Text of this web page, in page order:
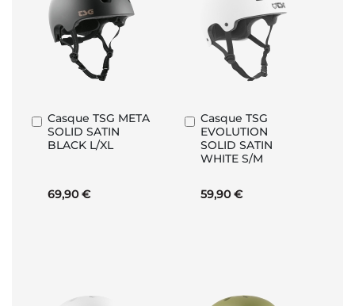
Casque TSG META
SOLID SATIN
BLACK L/XL
69,90 €
Ajouter
au
panier
Casque TSG
EVOLUTION
SOLID SATIN
WHITE S/M
59,90 €
Ajouter
au
panier